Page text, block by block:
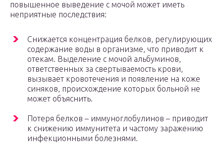
повышенное выведение с мочой может иметь
неприятные последствия:
Снижается концентрация белков, регулирующих
содержание воды в организме, что приводит к
отекам. Выделение с мочой альбуминов,
ответственных за свертываемость крови,
вызывает кровотечения и появление на коже
синяков, происхождение которых больной не
может объяснить.
Потеря белков – иммуноглобулинов – приводит
к снижению иммунитета и частому заражению
инфекционными болезнями.